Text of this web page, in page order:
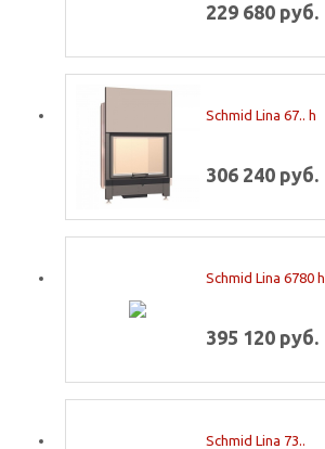
229 680 руб.
Schmid Lina 67.. h
306 240 руб.
Schmid Lina 6780 h
395 120 руб.
Schmid Lina 73..